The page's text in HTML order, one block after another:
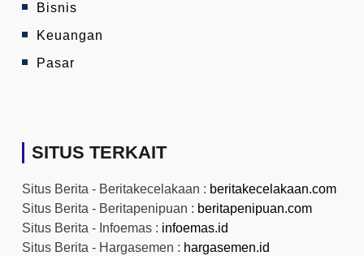
Bisnis
Keuangan
Pasar
SITUS TERKAIT
Situs Berita - Beritakecelakaan : beritakecelakaan.com
Situs Berita - Beritapenipuan : beritapenipuan.com
Situs Berita - Infoemas : infoemas.id
Situs Berita - Hargasemen : hargasemen.id